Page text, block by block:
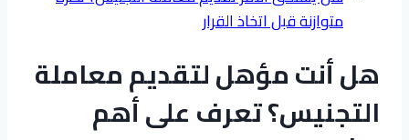
متوازنة قبل اتخاذ القرار
هل أنت مؤهل لتقديم معاملة
التجنيس؟ تعرف على أهم